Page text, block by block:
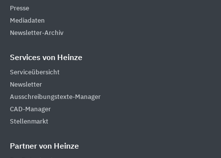
Presse
Mediadaten
Newsletter-Archiv
Services von Heinze
Serviceübersicht
Newsletter
Ausschreibungstexte-Manager
CAD-Manager
Stellenmarkt
Partner von Heinze